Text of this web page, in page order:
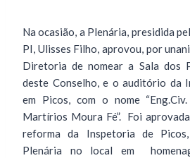
Na ocasião, a Plenária, presidida
PI, Ulisses Filho, aprovou, por
Diretoria de nomear a Sala dos
deste Conselho, e o auditório da
em Picos, com o nome
Martírios Moura Fé”. Foi
reforma da Inspetoria de
Plenária no local em